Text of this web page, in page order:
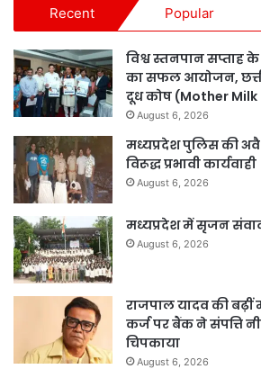
Recent Popular
विश्व स्तनपान सप्ताह
का सफल आयोजन,
दूध कोष (Mother Milk
August 6, 2026
मध्यप्रदेश पुलिस की
विरूद्ध प्रभावी कार्यवाही
August 6, 2026
मध्यप्रदेश में सृजन
August 6, 2026
राजपाल यादव की बढ़ीं
कर्ज पर बैंक ने संपत्ति
चिपकाया
August 6, 2026